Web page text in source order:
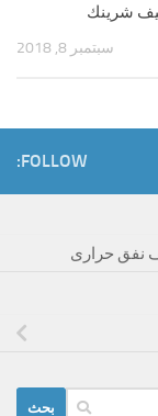
شرينك
سبتمبر 8, 2018
FOLLOW:
نفق حرارى